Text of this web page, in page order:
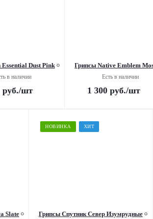
Dust Pink
в наличии
руб./шт
Грипсы Native Emblem
Есть в наличии
1 300 руб./шт
Slate
НОВИНКА ХИТ
Грипсы Спутник Север Изумрудные